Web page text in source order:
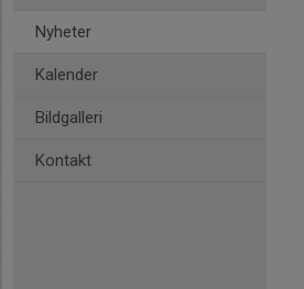
Nyheter
Kalender
Bildgalleri
Kontakt